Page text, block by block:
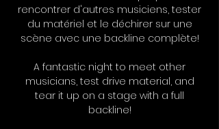
rencontrer d'autres musiciens, tester
du matériel et le déchirer sur une
scène avec une backline complète!
A fantastic night to meet other
musicians, test drive material, and
tear it up on a stage with a full
backline!